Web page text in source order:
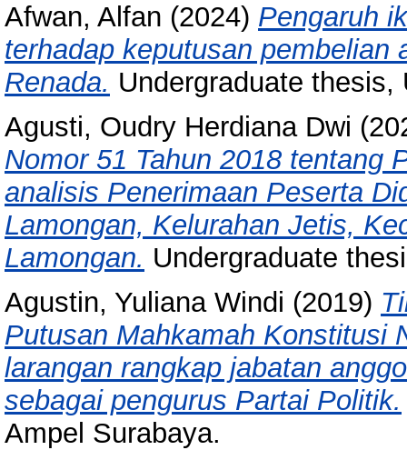
Afwan, Alfan (2024) Pengaruh
terhadap keputusan pembelian
Renada. Undergraduate
Agusti, Oudry Herdiana Dwi
Nomor 51 Tahun 2018 tentang
analisis Penerimaan Peserta
Lamongan, Kelurahan Jetis,
Lamongan. Undergraduate
Agustin, Yuliana Windi (2019)
Putusan Mahkamah Konstitusi
larangan rangkap jabatan
sebagai pengurus Partai Politik.
Ampel Surabaya.